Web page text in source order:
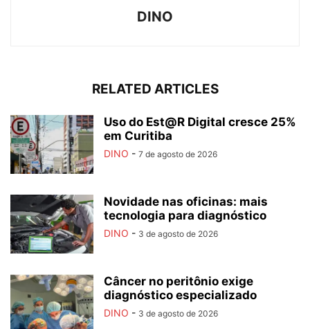
DINO
RELATED ARTICLES
Uso do Est@R Digital cresce 25%
em Curitiba
DINO - 7 de agosto de 2026
Novidade nas oficinas: mais
tecnologia para diagnóstico
DINO - 3 de agosto de 2026
Câncer no peritônio exige
diagnóstico especializado
DINO - 3 de agosto de 2026